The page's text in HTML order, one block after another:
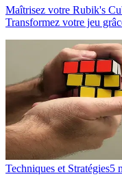
Maîtrisez votre Rubik's
Transformez votre jeu
Techniques et Stratégies5